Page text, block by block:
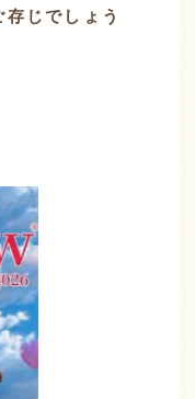
じでしょう